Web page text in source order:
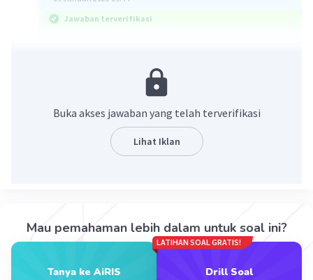
Jawaban terverifikasi
Pembelahan mitosis adalah pembelaha sel yang
kromosom yang sama seperti sel induknya.
Pembelahan mitosis terjadi di semua sel-sel
tubuh (sel somatis), kecuali sel-sel gamet.
Jadi, pilihan jawaban yang tepat adalah B,
Buka akses jawaban yang telah terverifikasi
Lihat Iklan
Mau pemahaman lebih dalam untuk soal ini?
Tanya ke AiRIS
LATIHAN SOAL GRATIS!
Drill Soal